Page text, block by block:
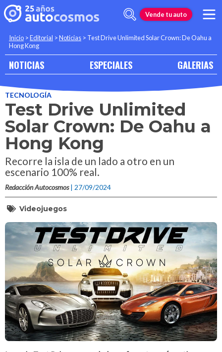
Vende tu auto
Inicio >Editorial >Noticias > Test Drive Unlimited Solar Crown: De Oahu a
Hong Kong
NOTICIAS ESPECIALES GALERIAS
TECNOLOGÍA
Test Drive Unlimited
Solar Crown: De Oahu a
Hong Kong
Recorre la isla de un lado a otro en un
escenario 100% real.
Redacción Autocosmos | 27/09/2024
Videojuegos